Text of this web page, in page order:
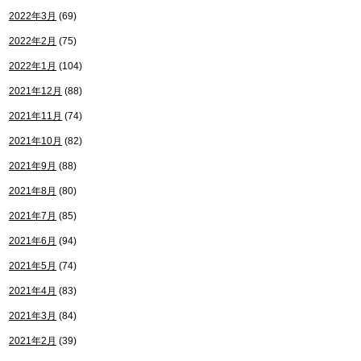
2022年3月 (69)
2022年2月 (75)
2022年1月 (104)
2021年12月 (88)
2021年11月 (74)
2021年10月 (82)
2021年9月 (88)
2021年8月 (80)
2021年7月 (85)
2021年6月 (94)
2021年5月 (74)
2021年4月 (83)
2021年3月 (84)
2021年2月 (39)